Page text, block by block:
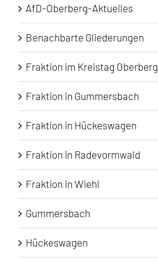
AfD-Oberberg-Aktuelles
Benachbarte Gliederungen
Fraktion im Kreistag Oberberg
Fraktion in Gummersbach
Fraktion in Hückeswagen
Fraktion in Radevormwald
Fraktion in Wiehl
Gummersbach
Hückeswagen